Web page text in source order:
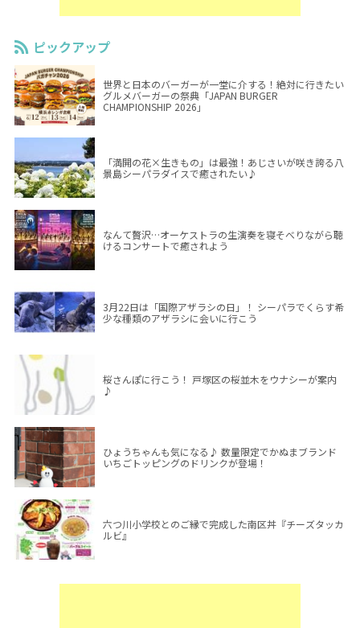
ピックアップ
世界と日本のバーガーが一堂に介する！絶対に行きたい
グルメバーガーの祭典「JAPAN BURGER
CHAMPIONSHIP 2026」
「満開の花×生きもの」は最強！あじさいが咲き誇る八
景島シーパラダイスで癒されたい♪
なんて贅沢…オーケストラの生演奏を寝そべりながら聴
けるコンサートで癒されよう
3月22日は「国際アザラシの日」！ シーパラでくらす希
少な種類のアザラシに会いに行こう
桜さんぽに行こう！ 戸塚区の桜並木をウナシーが案内
♪
ひょうちゃんも気になる♪ 数量限定でかぬまブランド
いちごトッピングのドリンクが登場！
六つ川小学校とのご縁で完成した南区丼『チーズタッカ
ルビ』